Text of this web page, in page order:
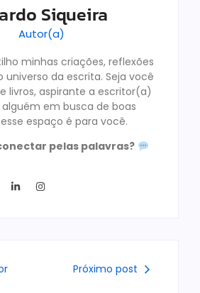
Siqueira
Autor(a)
minhas criações, reflexões
universo da escrita. Seja você
livros, aspirante a escritor(a)
em busca de boas
espaço é para você.
pelas palavras?
Próximo post